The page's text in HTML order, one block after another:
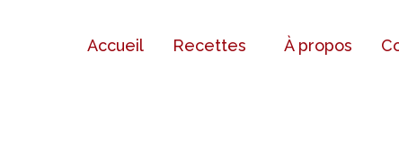
Accueil Recettes À propos